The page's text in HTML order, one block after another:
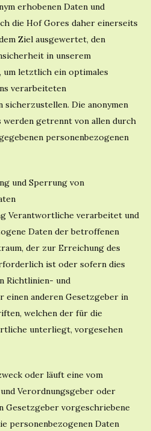
erhobenen Daten und
die Hof Gores daher einerseits
Ziel ausgewertet, den
in unserem
letztlich ein optimales
verarbeiteten
sicherzustellen. Die anonymen
getrennt von allen durch
personenbezogenen
und Sperrung von
Verantwortliche verarbeitet und
Daten der betroffenen
der zur Erreichung des
ist oder sofern dies
Richtlinien- und
einen anderen Gesetzgeber in
welchen der für die
unterliegt, vorgesehen
oder läuft eine vom
Verordnungsgeber oder
Gesetzgeber vorgeschriebene
personenbezogenen Daten